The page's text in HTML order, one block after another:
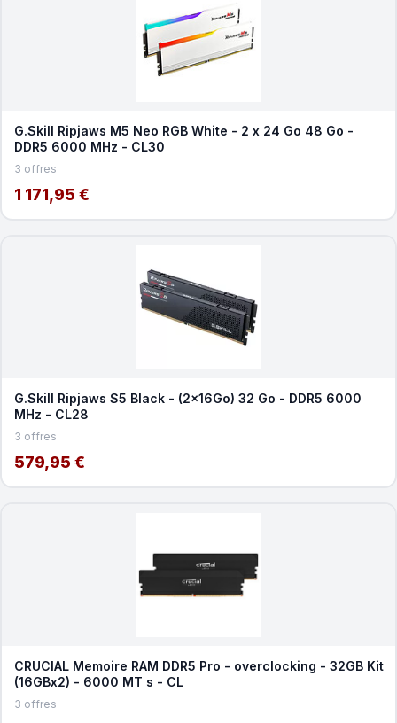
G.Skill Ripjaws M5 Neo RGB White - 2 x 24 Go 48 Go -
DDR5 6000 MHz - CL30
3 offres
1 171,95 €
G.Skill Ripjaws S5 Black - (2x16Go) 32 Go - DDR5 6000
MHz - CL28
3 offres
579,95 €
CRUCIAL Memoire RAM DDR5 Pro - overclocking - 32GB Kit
(16GBx2) - 6000 MT s - CL
3 offres